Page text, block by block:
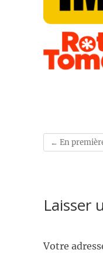
← En
Laisser
Votre